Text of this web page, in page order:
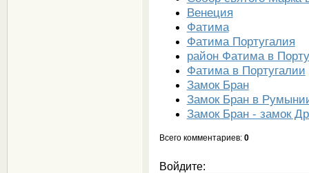
Венеция
Фатима
Фатима Португалия
район Фатима в
Фатима в Португалии
Замок Бран
Замок Бран в
Замок Бран - замок
Всего комментариев: 0
Войдите: